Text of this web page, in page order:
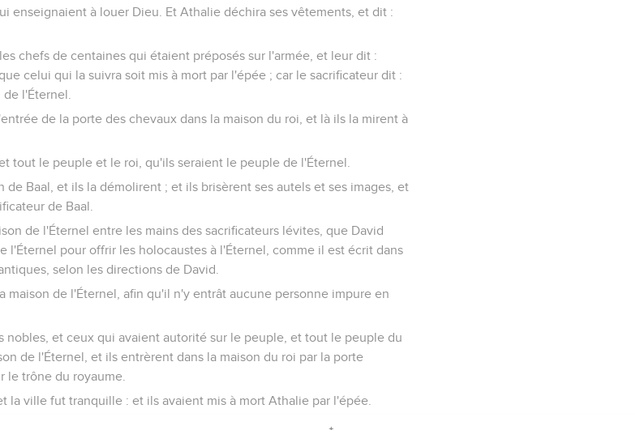
enseignaient à louer Dieu. Et Athalie déchira ses vêtements, et dit :
chefs de centaines qui étaient préposés sur l'armée, et leur dit :
celui qui la suivra soit mis à mort par l'épée ; car le sacrificateur dit :
l'Éternel.
de la porte des chevaux dans la maison du roi, et là ils la mirent à
tout le peuple et le roi, qu'ils seraient le peuple de l'Éternel.
de Baal, et ils la démolirent ; et ils brisèrent ses autels et ses images, et
de Baal.
de l'Éternel entre les mains des sacrificateurs lévites, que David
l'Éternel pour offrir les holocaustes à l'Éternel, comme il est écrit dans
selon les directions de David.
maison de l'Éternel, afin qu'il n'y entrât aucune personne impure en
nobles, et ceux qui avaient autorité sur le peuple, et tout le peuple du
de l'Éternel, et ils entrèrent dans la maison du roi par la porte
le trône du royaume.
la ville fut tranquille : et ils avaient mis à mort Athalie par l'épée.